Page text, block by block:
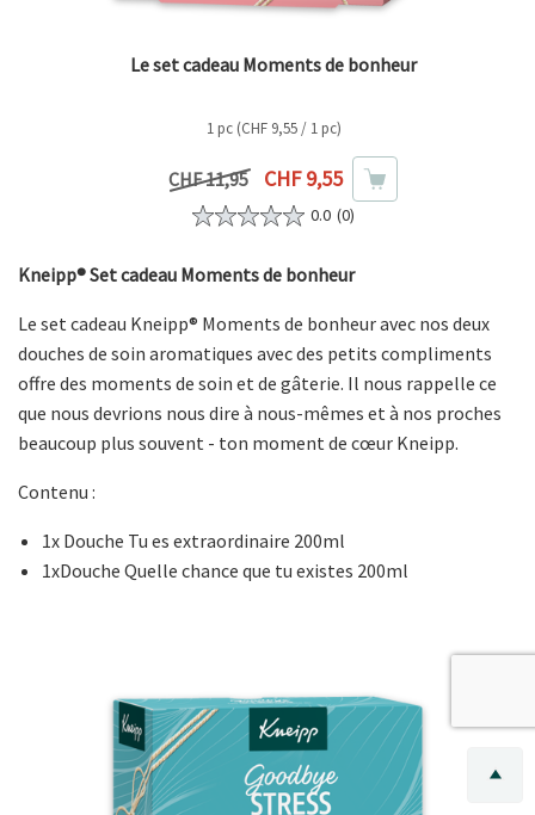
Le set cadeau Moments de bonheur
1 pc (CHF 9,55 / 1 pc)
Prix précédent
CHF 11,95 Prix actuel
CHF 9,55
0.0 (0)
Kneipp® Set cadeau Moments de bonheur
Le set cadeau Kneipp® Moments de bonheur avec nos deux
douches de soin aromatiques avec des petits compliments
offre des moments de soin et de gâterie. Il nous rappelle ce
que nous devrions nous dire à nous-mêmes et à nos proches
beaucoup plus souvent - ton moment de cœur Kneipp.
Contenu :
1x Douche Tu es extraordinaire 200ml
1xDouche Quelle chance que tu existes 200ml